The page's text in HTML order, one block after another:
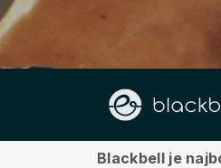
O nama
Blackbell je